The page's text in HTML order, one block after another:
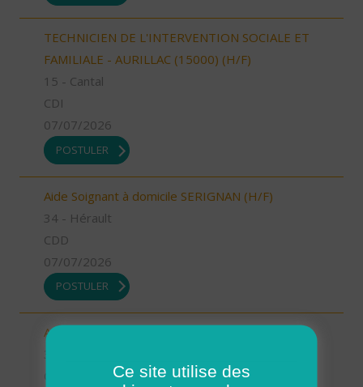
TECHNICIEN DE L'INTERVENTION SOCIALE ET
FAMILIALE - AURILLAC (15000) (H/F)
15 - Cantal
CDI
07/07/2026
POSTULER
Aide Soignant à domicile SERIGNAN (H/F)
34 - Hérault
CDD
07/07/2026
POSTULER
Aide Soignant à domicile SERIGNAN (H/F)
Ce site utilise des